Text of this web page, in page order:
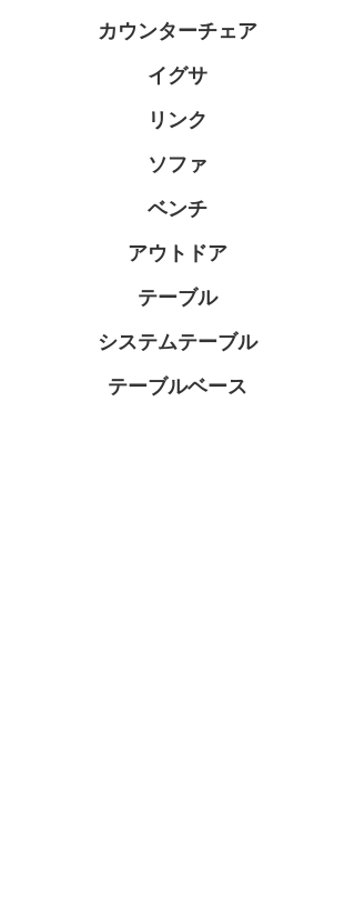
カウンターチェア
イグサ
リンク
ソファ
ベンチ
アウトドア
テーブル
システムテーブル
テーブルベース